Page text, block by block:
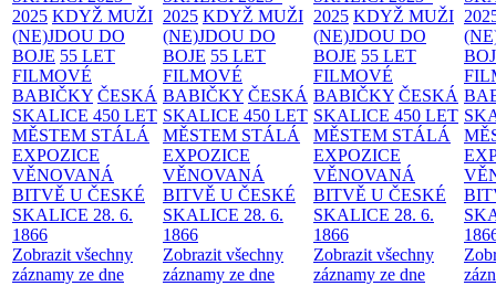
2025 KDYŽ MUŽI
(NE)JDOU DO
BOJE 55 LET
FILMOVÉ
BABIČKY ČESKÁ
SKALICE 450 LET
MĚSTEM STÁLÁ
EXPOZICE
VĚNOVANÁ
BITVĚ U ČESKÉ
SKALICE 28. 6.
1866
Zobrazit všechny
záznamy ze dne
2025 KDYŽ MUŽI
(NE)JDOU DO
BOJE 55 LET
FILMOVÉ
BABIČKY ČESKÁ
SKALICE 450 LET
MĚSTEM STÁLÁ
EXPOZICE
VĚNOVANÁ
BITVĚ U ČESKÉ
SKALICE 28. 6.
1866
Zobrazit všechny
záznamy ze dne
2025 KDYŽ MUŽI
(NE)JDOU DO
BOJE 55 LET
FILMOVÉ
BABIČKY ČESKÁ
SKALICE 450 LET
MĚSTEM STÁLÁ
EXPOZICE
VĚNOVANÁ
BITVĚ U ČESKÉ
SKALICE 28. 6.
1866
Zobrazit všechny
záznamy ze dne